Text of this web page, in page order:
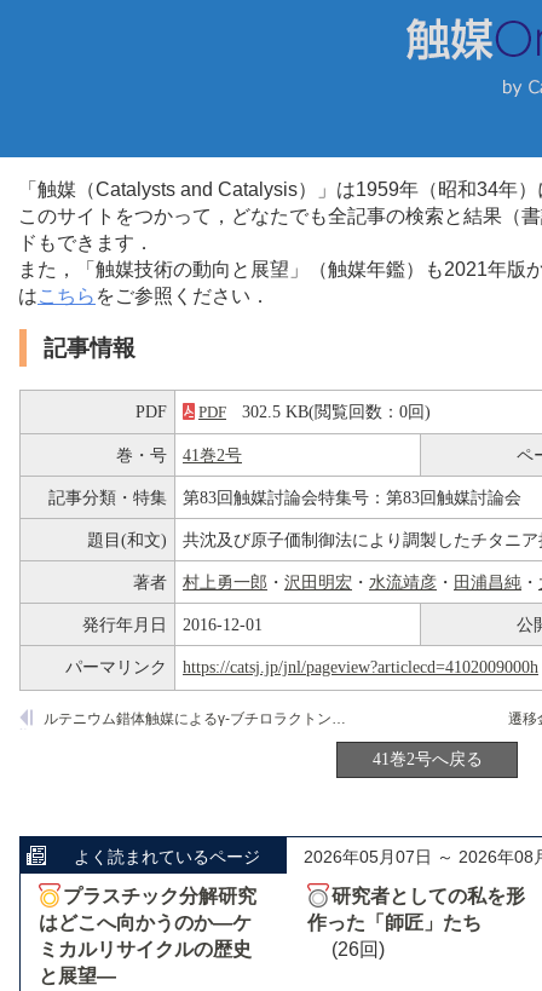
「触媒（Catalysts and Catalysis）」は1959年（昭和34年
このサイトをつかって，どなたでも全記事の検索と結果（
ドもできます．
また，「触媒技術の動向と展望」（触媒年鑑）も2021年
はこちら をご参照ください．
記事情報
PDF PDF 302.5 KB(閲覧回数：0回)
巻・号 41巻2号 ペ
記事分類・特集 第83回触媒討論会特集号：第83回触媒討論会
題目(和文) 共沈及び原子価制御法により調製したチタニ
著者 村上勇一郎 ・ 沢田明宏 ・ 水流靖彦 ・ 田浦昌純 ・
発行年月日 2016-12-01 公
パーマリンク https://catsj.jp/jnl/pageview?articlecd=4102009000h
ルテニウム錯体触媒によるγ-ブチロラクトンの製造技術
41巻2号へ戻る
よく読まれているページ 2026年05月07日 ～ 2026年08
プラスチック分解研究
はどこへ向かうのか―ケ
ミカルリサイクルの歴史
と展望―
研究者としての私を形
作った「師匠」たち
(26回)